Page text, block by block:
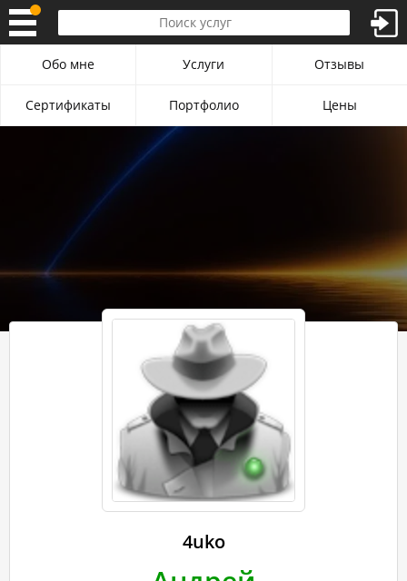
4uko
Обо мне Услуги Отзывы
Сертификаты Портфолио Цены